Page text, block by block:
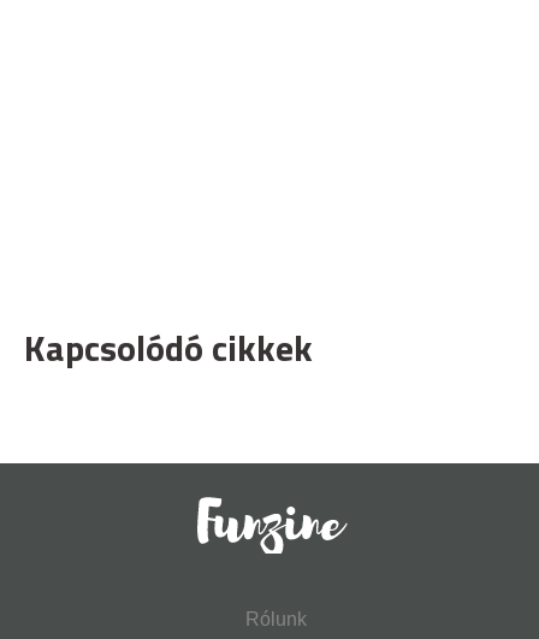
Kapcsolódó cikkek
Rólunk